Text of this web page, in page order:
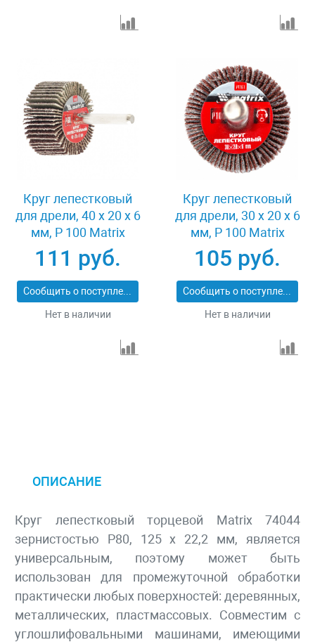
Круг лепестковый
для дрели, 40 х 20 х 6
мм, P 100 Matrix
74168
111 руб.
Сообщить о поступлении
Нет в наличии
Круг лепестковый
для дрели, 30 х 20 х 6
мм, P 100 Matrix
74161
105 руб.
Сообщить о поступлении
Нет в наличии
ОПИСАНИЕ
Круг лепестковый торцевой Matrix 74044
зернистостью Р80, 125 х 22,2 мм, является
универсальным, поэтому может быть
использован для промежуточной обработки
практически любых поверхностей: деревянных,
металлических, пластмассовых. Совместим с
углошлифовальными машинами, имеющими